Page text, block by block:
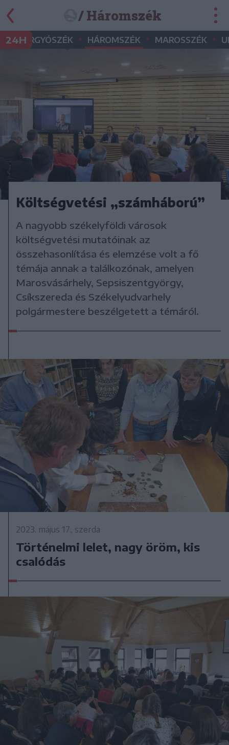
/ Háromszék
24H
• GYERGYÓSZÉK • HÁROMSZÉK • MAROSSZÉK •
Költségvetési „számháború”
A nagyobb székelyföldi városok
költségvetési mutatóinak az
összehasonlítása és elemzése volt a fő
témája annak a találkozónak, amelyen
Marosvásárhely, Sepsiszentgyörgy,
Csíkszereda és Székelyudvarhely
polgármestere beszélgetett a témáról.
2023. május 17., szerda
Történelmi lelet, nagy öröm, kis
csalódás